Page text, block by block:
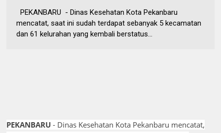
PEKANBARU - Dinas Kesehatan Kota Pekanbaru
mencatat, saat ini sudah terdapat sebanyak 5 kecamatan
dan 61 kelurahan yang kembali berstatus...
PEKANBARU - Dinas Kesehatan Kota Pekanbaru mencatat,